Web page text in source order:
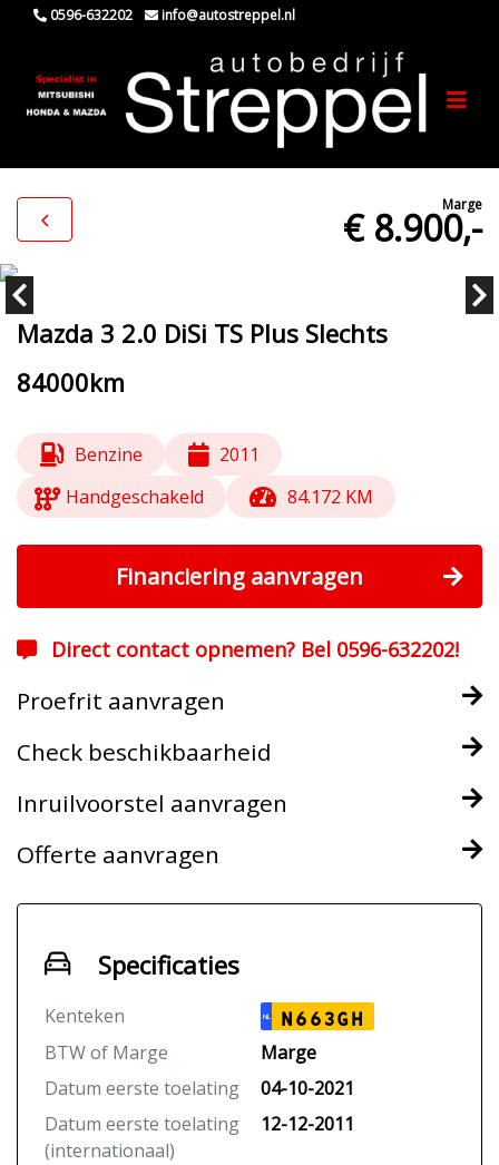
0596-632202 info@autostreppel.nl
Marge
€ 8.900,-
Mazda 3 2.0 DiSi TS Plus Slechts
84000km
Benzine
2011
Handgeschakeld
84.172 KM
Financiering aanvragen
Direct contact opnemen? Bel 0596-632202!
Proefrit aanvragen
Check beschikbaarheid
Inruilvoorstel aanvragen
Offerte aanvragen
Specificaties
Kenteken NL N663GH
BTW of Marge
Marge
Datum eerste toelating
04-10-2021
Datum eerste toelating
(internationaal)
12-12-2011